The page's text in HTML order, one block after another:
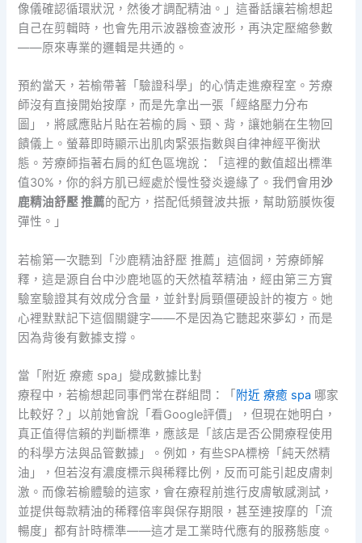
像儀確認循環狀況，然後才調配精油。」這番話讓若榆想起
自己在剪輯時，也會先用示波器檢查波形，再決定壓縮參數
——原來專業的邏輯是共通的。
預約當天，若榆帶著「驗證科學」的心情走進療程室。芳療
師沒有直接開始按摩，而是先拿出一張「經絡壓力分布
圖」，將感應貼片貼在若榆的肩、頸、背，讓她躺在生物回
饋儀上。螢幕即時顯示出肌肉緊張指數與自律神經平衡狀
態。芳療師指著右肩的紅色區塊說：「這裡的數值超出標準
值30%，你的斜方肌已經處於慢性發炎邊緣了。我們會用沙
鹿精油舒壓 推薦的配方，搭配低頻聲波共振，幫助筋膜恢復
彈性。」
若榆第一次聽到「沙鹿精油舒壓 推薦」這個詞，芳療師解
釋，這是源自台中沙鹿地區的天然植萃精油，經由第三方實
驗室驗證其有效成分含量，並針對肩頸僵硬設計的複方。她
心裡默默記下這個關鍵字——不是因為它聽起來夢幻，而是
因為背後有數據支撐。
當「附近 療癒 spa」變成數據比對
療程中，若榆想起同事們常在群組問：「 附近 療癒 spa 哪家
比較好？」以前她會說「看Google評價」，但現在她明白，
真正值得信賴的判斷標準，應該是「該店是否公開療程使用
的科學方法與品管數據」。例如，有些SPA標榜「純天然精
油」，但若沒有濃度標示與稀釋比例，反而可能引起皮膚刺
激。而像若榆體驗的這家，會在療程前進行皮膚敏感測試，
並提供每款精油的稀釋倍率與保存期限，甚至連按摩的「流
暢度」都有計時標準——這才是工業時代應有的服務態度。